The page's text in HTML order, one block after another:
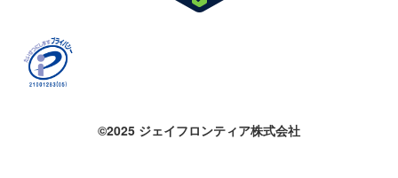
©2025 ジェイフロンティア株式会社